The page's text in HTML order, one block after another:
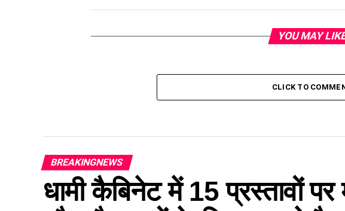
YOU MAY
CLICK TO
BREAKINGNEWS
धामी कैबिनेट में 15 प्रस्तावों